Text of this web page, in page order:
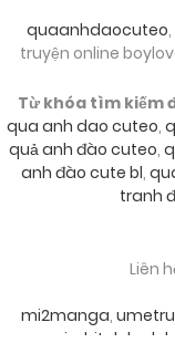
quaanhdaocuteo
truyện online
Từ khóa tìm kiếm
qua anh dao cuteo,
quả anh đào cuteo,
anh đào cute bl,
tranh
Liên
mi2manga,
sunwin
hitclub